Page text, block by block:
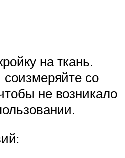
на ткань.
со
не возникало